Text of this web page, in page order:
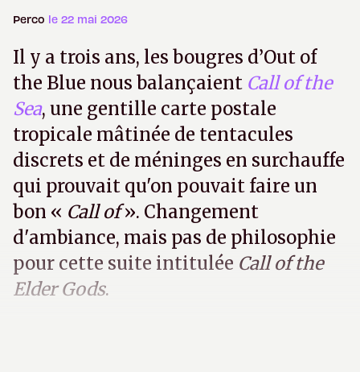
Perco le 22 mai 2026
Il y a trois ans, les bougres d’Out of
the Blue nous balançaient Call of the
Sea, une gentille carte postale
tropicale mâtinée de tentacules
discrets et de méninges en surchauffe
qui prouvait qu'on pouvait faire un
bon « Call of». Changement
d'ambiance, mais pas de philosophie
pour cette suite intitulée Call of the
Elder Gods.